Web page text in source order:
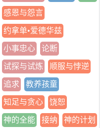
感恩与怨言
约拿单•爱德华兹
小事忠心 论断
试探与试炼 顺服与悖逆
追求 教养孩童
知足与贪心 饶恕
神的全能 接纳 神的计划